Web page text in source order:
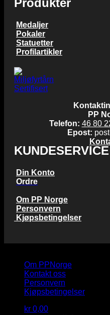
Medaljer
Pokaler
Statuetter
Profilartikler
PP
Telefon: 46 80
Epost:
KUNDESERVICE
Din Konto
Ordre
Om PP Norge
Personvern
Kjøpsbetingelser
Om PPNorge
Kontakt oss
Personvern
Kjøpsbetingelser
kr 0,00